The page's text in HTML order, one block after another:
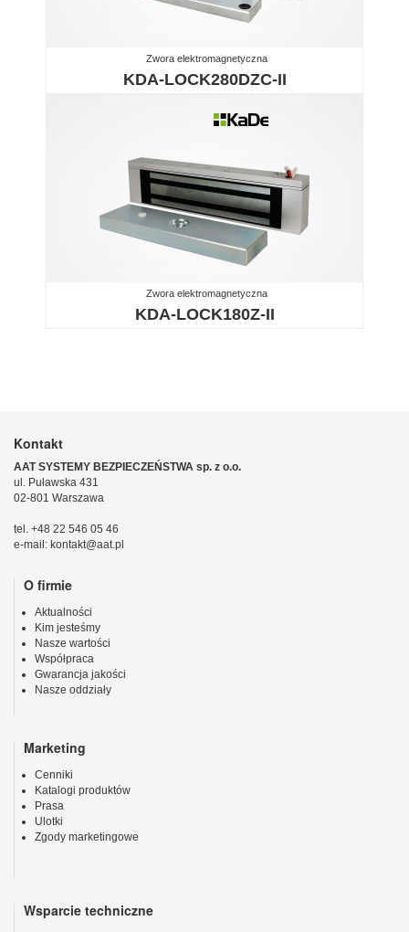
Zwora elektromagnetyczna
KDA-LOCK280DZC-II
Zwora elektromagnetyczna
KDA-LOCK180Z-II
Kontakt
AAT SYSTEMY BEZPIECZEŃSTWA sp. z o.o.
ul. Puławska 431
02-801 Warszawa
tel. +48 22 546 05 46
e-mail: kontakt@aat.pl
O firmie
Aktualności
Kim jesteśmy
Nasze wartości
Współpraca
Gwarancja jakości
Nasze oddziały
Marketing
Cenniki
Katalogi produktów
Prasa
Ulotki
Zgody marketingowe
Wsparcie techniczne